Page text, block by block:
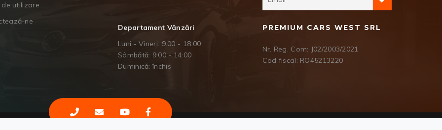
de utilizare
ne
Departament Vânzări
Luni - Vineri: 9:00 - 18:00
Sâmbătă: 9:00 - 14:00
Duminică: închis
PREMIUM CARS WEST SRL
Nr. Reg. Com: J02/2003/2021
Cod fiscal: RO45213220